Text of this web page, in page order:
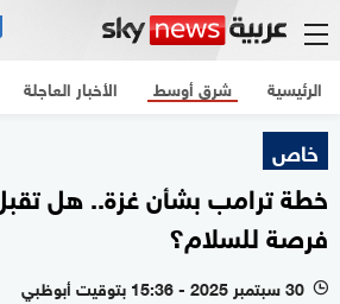
الرئيسية الأخبار العاجلة شرق أوسط
خاص
خطة ترامب بشأن غزة.. هل
فرصة للسلام؟
l 30 سبتمبر 2025 - 15:36 بتوقيت أبوظبي